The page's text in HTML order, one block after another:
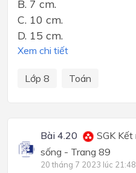
B. 7 cm.
C. 10 cm.
D. 15 cm.
Xem chi tiết
Lớp 8 Toán
Bài 4.20
SGK
sống - Trang 89
20 tháng 7 2023 lúc 21:48